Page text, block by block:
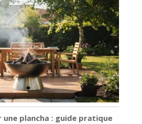
une plancha : guide pratique